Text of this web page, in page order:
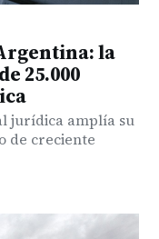
la
25.000
jurídica amplía su
de creciente